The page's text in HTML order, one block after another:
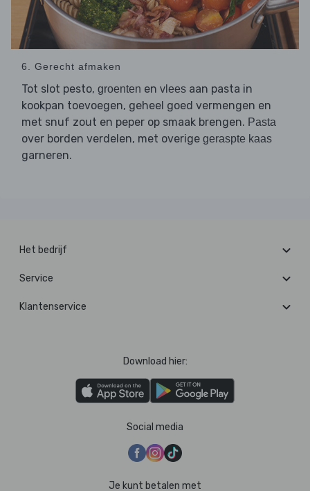
6. Gerecht afmaken
Tot slot pesto, groenten en vlees aan pasta in
kookpan toevoegen, geheel goed vermengen en
met snuf zout en peper op smaak brengen. Pasta
over borden verdelen, met overige geraspte kaas
garneren.
Het bedrijf
Service
Klantenservice
Download hier:
Social media
Je kunt betalen met